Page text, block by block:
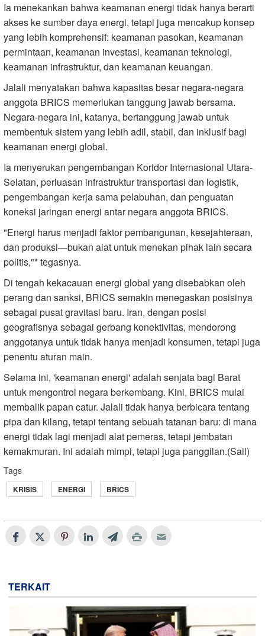
Ia menekankan bahwa keamanan energi tidak hanya berarti
akses ke sumber daya energi, tetapi juga mencakup konsep
yang lebih komprehensif: keamanan pasokan, keamanan
permintaan, keamanan investasi, keamanan teknologi,
keamanan infrastruktur, dan keamanan keuangan.
Jalali menyatakan bahwa kapasitas besar negara-negara
anggota BRICS memerlukan tanggung jawab bersama.
Negara-negara ini, katanya, bertanggung jawab untuk
membentuk sistem yang lebih adil, stabil, dan inklusif bagi
keamanan energi global.
Ia menyerukan pengembangan Koridor Internasional Utara-
Selatan, perluasan infrastruktur transportasi dan logistik,
pengembangan kerja sama pelabuhan, dan penguatan
koneksi jaringan energi antar negara anggota BRICS.
"Energi harus menjadi faktor pembangunan, kesejahteraan,
dan produksi—bukan alat untuk menekan pihak lain secara
politis,"* tegasnya.
Di tengah kekacauan energi global yang disebabkan oleh
perang dan sanksi, BRICS semakin menegaskan posisinya
sebagai pusat gravitasi baru. Iran, dengan posisi
geografisnya sebagai gerbang konektivitas, mendorong
anggotanya untuk tidak hanya menjadi konsumen, tetapi juga
penentu aturan main.
Selama ini, 'keamanan energi' adalah senjata bagi Barat
untuk mengontrol negara berkembang. Kini, BRICS mulai
membalik papan catur. Jalali tidak hanya berbicara tentang
pipa dan kilang, tetapi tentang sebuah tatanan baru: di mana
energi tidak lagi menjadi alat pemeras, tetapi jembatan
kemakmuran. Ini adalah mimpi, tetapi juga panggilan.(Sail)
Tags
KRISIS ENERGI BRICS
TERKAIT